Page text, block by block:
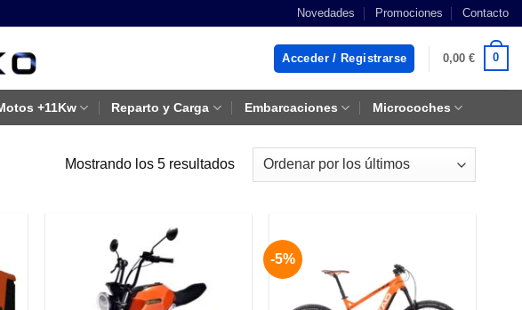
Novedades Promociones Contacto
Acceder / Registrarse 0,00 € 0
+11Kw Reparto y Carga Embarcaciones Microcoches
Mostrando los 5 resultadosOrdenado
por
-5%